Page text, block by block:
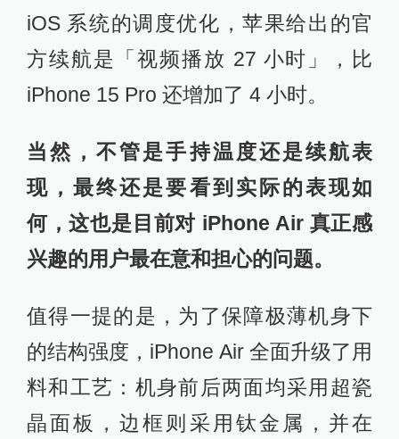
iOS 系统的调度优化，苹果给出的官
方续航是「视频播放 27 小时」，比
iPhone 15 Pro 还增加了 4 小时。
当然，不管是手持温度还是续航表
现，最终还是要看到实际的表现如
何，这也是目前对 iPhone Air 真正感
兴趣的用户最在意和担心的问题。
值得一提的是，为了保障极薄机身下
的结构强度，iPhone Air 全面升级了用
料和工艺：机身前后两面均采用超瓷
晶面板，边框则采用钛金属，并在